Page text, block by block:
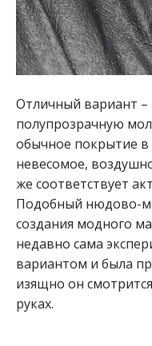
Отличный вариант –
полупрозрачную
обычное покрытие в
невесомое,
же соответствует
Подобный нюдово-
создания модного
недавно сама
вариантом и была
изящно он
руках.